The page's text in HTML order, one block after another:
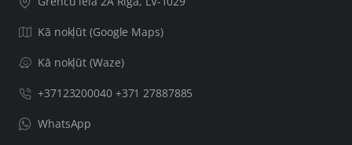
Kā nokļūt (Google Maps)
Kā nokļūt (Waze)
+37123200040 +371 27887885
WhatsApp